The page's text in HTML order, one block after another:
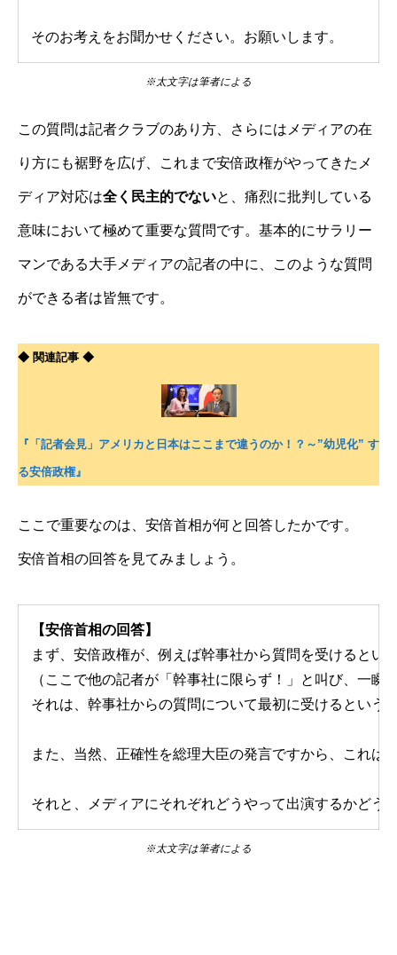
そのお考えをお聞かせください。お願いします。
※太文字は筆者による
この質問は記者クラブのあり方、さらにはメディアの在
り方にも裾野を広げ、これまで安倍政権がやってきたメ
ディア対応は全く民主的でないと、痛烈に批判している
意味において極めて重要な質問です。基本的にサラリー
マンである大手メディアの記者の中に、このような質問
ができる者は皆無です。
◆ 関連記事 ◆
『「記者会見」アメリカと日本はここまで違うのか！？～”幼児化” す
る安倍政権』
ここで重要なのは、安倍首相が何と回答したかです。
安倍首相の回答を見てみましょう。
【安倍首相の回答】
まず、安倍政権が、例えば幹事社から質問を受けると
（ここで他の記者が「幹事社に限らず！」と叫び、一瞬
それは、幹事社からの質問について最初に受けるという
また、当然、正確性を総理大臣の発言ですから、これ
それと、メディアにそれぞれどうやって出演するかど
※太文字は筆者による